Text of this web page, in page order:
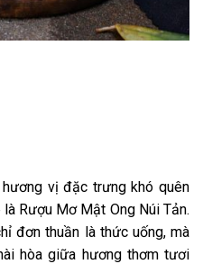
vị đặc trưng khó quên
Rượu Mơ Mật Ong Núi Tản.
đơn thuần là thức uống, mà
hòa giữa hương thơm tươi